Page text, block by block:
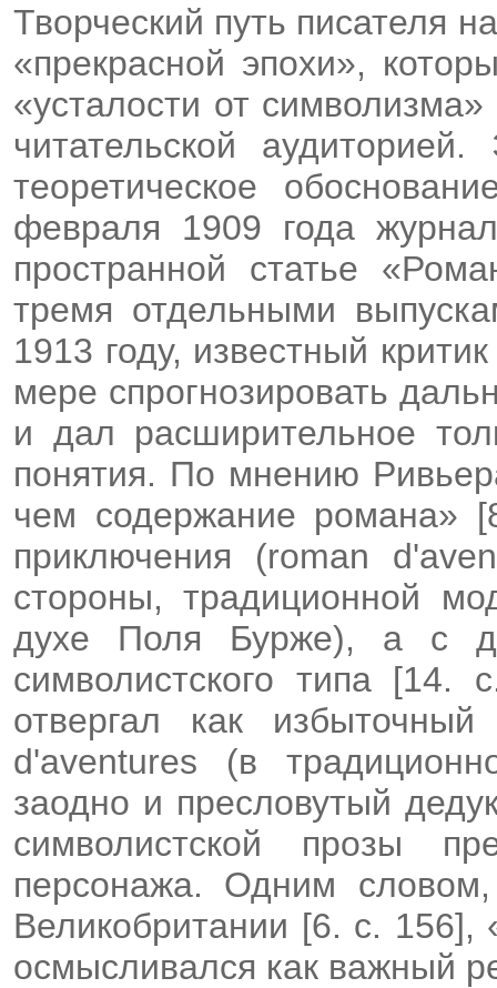
Творческий путь писателя
«прекрасной эпохи»,
«усталости от
читательской
теоретическое
февраля 1909 года
пространной статье
тремя отдельными
1913 году, известный
мере спрогнозировать
и дал расширительное
понятия. По мнению
чем содержание романа»
приключения (roman
стороны, традиционной
духе Поля Бурже), а с
символистского типа [14.
отвергал как
d'aventures (в
заодно и пресловутый
символистской прозы
персонажа. Одним
Великобритании [6. с.
осмысливался как важный